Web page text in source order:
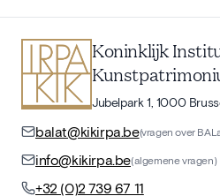
Koninklijk
Jubelpark 1, 1000
balat@kikirpa.be(vragen over
info@kikirpa.be(algemene vragen)
+32 (0)2 739 67 11